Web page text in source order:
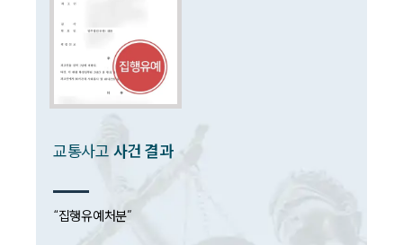
대륜법률상담예약
대륜법률상담예약
교통사고 사건 결과
“집행유예처분”